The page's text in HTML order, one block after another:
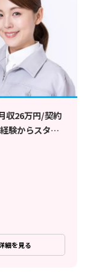
収26万円/契約
験からスター
細を見る